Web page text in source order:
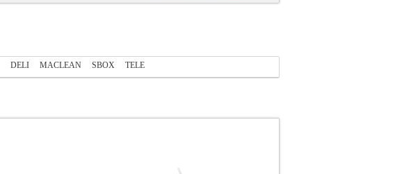
DELI MACLEAN SBOX TELE